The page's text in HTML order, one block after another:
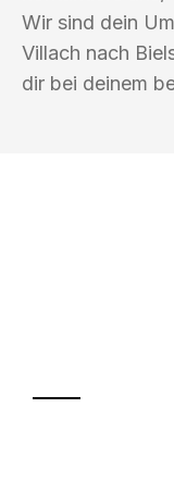
Wir sind dein
Villach nach
dir bei deinem